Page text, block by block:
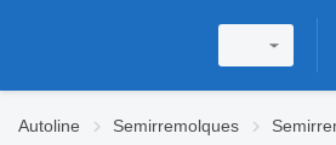
Autoline Semirremolques